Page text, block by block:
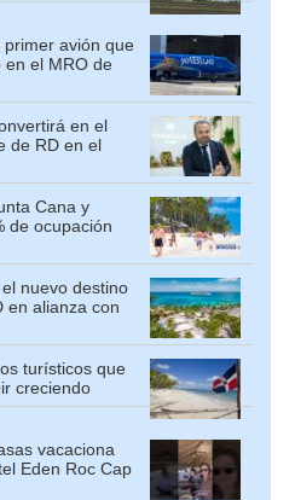
primer avión que
en el MRO de
en el
de RD en el
Cana y
de ocupación
nuevo destino
en alianza con
turísticos que
creciendo
vacaciona
Eden Roc Cap